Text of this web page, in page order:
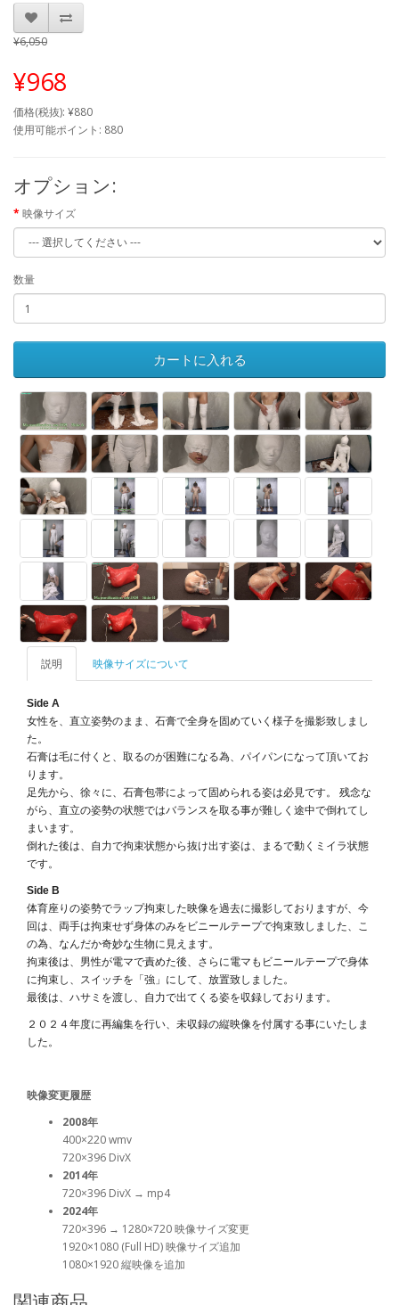
¥6,050
¥968
価格(税抜): ¥880
使用可能ポイント: 880
オプション:
映像サイズ
数量
カートに入れる
説明 映像サイズについて
Side A
女性を、直立姿勢のまま、石膏で全身を固めていく様子を撮影致しまし
た。
石膏は毛に付くと、取るのが困難になる為、パイパンになって頂いてお
ります。
足先から、徐々に、石膏包帯によって固められる姿は必見です。 残念な
がら、直立の姿勢の状態ではバランスを取る事が難しく途中で倒れてし
まいます。
倒れた後は、自力で拘束状態から抜け出す姿は、まるで動くミイラ状態
です。
Side B
体育座りの姿勢でラップ拘束した映像を過去に撮影しておりますが、今
回は、両手は拘束せず身体のみをビニールテープで拘束致しました、こ
の為、なんだか奇妙な生物に見えます。
拘束後は、男性が電マで責めた後、さらに電マもビニールテープで身体
に拘束し、スイッチを「強」にして、放置致しました。
最後は、ハサミを渡し、自力で出てくる姿を収録しております。
２０２４年度に再編集を行い、未収録の縦映像を付属する事にいたしま
した。
映像変更履歴
2008年
400×220 wmv
720×396 DivX
2014年
720×396 DivX → mp4
2024年
720×396 → 1280×720 映像サイズ変更
1920×1080 (Full HD) 映像サイズ追加
1080×1920 縦映像を追加